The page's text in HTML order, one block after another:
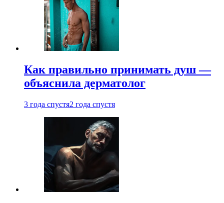
Как правильно принимать душ —
объяснила дерматолог
3 года спустя2 года спустя